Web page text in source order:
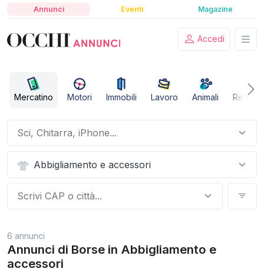
Annunci Eventi Magazine
Accedi
Mercatino Motori Immobili Lavoro Animali
Abbigliamento e accessori
6 annunci
Annunci di Borse in Abbigliamento e
accessori